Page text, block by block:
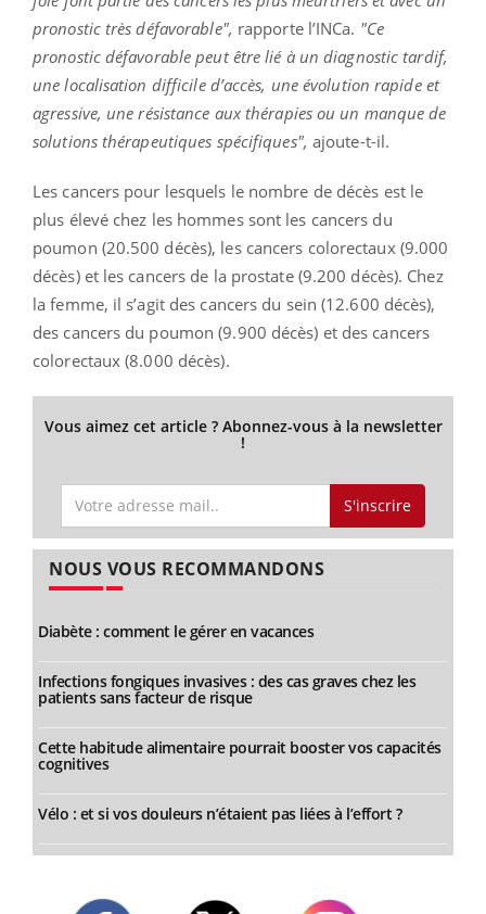
pronostic très défavorable", rapporte l’INCa. "Ce
pronostic défavorable peut être lié à un diagnostic tardif,
une localisation difficile d’accès, une évolution rapide et
agressive, une résistance aux thérapies ou un manque de
solutions thérapeutiques spécifiques", ajoute-t-il.
Les cancers pour lesquels le nombre de décès est le
plus élevé chez les hommes sont les cancers du
poumon (20.500 décès), les cancers colorectaux (9.000
décès) et les cancers de la prostate (9.200 décès). Chez
la femme, il s’agit des cancers du sein (12.600 décès),
des cancers du poumon (9.900 décès) et des cancers
colorectaux (8.000 décès).
Vous aimez cet article ? Abonnez-vous à la newsletter
!
S'inscrire
NOUS VOUS RECOMMANDONS
Diabète : comment le gérer en vacances
Infections fongiques invasives : des cas graves chez les
patients sans facteur de risque
Cette habitude alimentaire pourrait booster vos capacités
cognitives
Vélo : et si vos douleurs n’étaient pas liées à l’effort ?